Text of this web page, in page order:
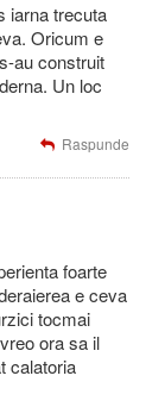
iarna trecuta
Oricum e
au construit
Un loc
Raspunde
foarte
e ceva
tocmai
ora sa il
calatoria